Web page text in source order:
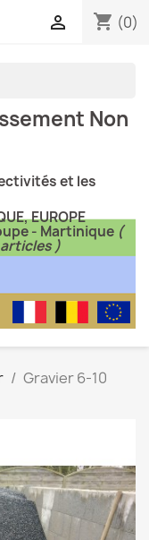
shopping_cart (0)

Non
et les
EUROPE
- Martinique(
)
Gravier 6-10